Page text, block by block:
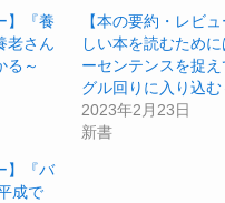
】『養
老さん
る～
【本の要約・レビ
しい本を読むため
ーセンテンスを捉
グル回りに入り込む
2023年2月23日
新書
】『バ
成で